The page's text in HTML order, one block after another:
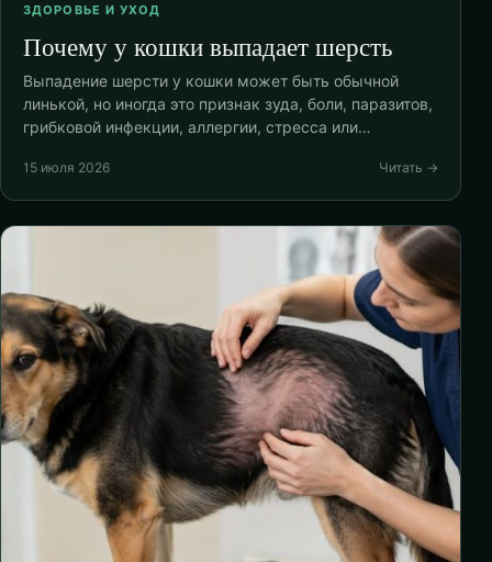
ЗДОРОВЬЕ И УХОД
Почему у кошки выпадает шерсть
Выпадение шерсти у кошки может быть обычной
линькой, но иногда это признак зуда, боли, паразитов,
грибковой инфекции, аллергии, стресса или…
15 июля 2026 Читать →